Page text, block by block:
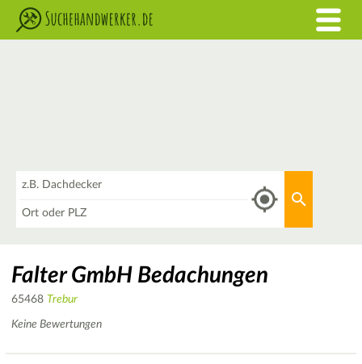
Falter GmbH Bedachungen
65468 Trebur
Keine Bewertungen